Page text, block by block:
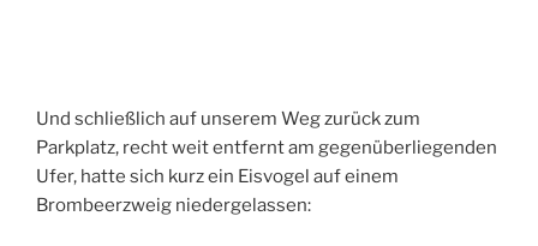
Und schließlich auf unserem Weg zurück zum
Parkplatz, recht weit entfernt am gegenüberliegenden
Ufer, hatte sich kurz ein Eisvogel auf einem
Brombeerzweig niedergelassen: